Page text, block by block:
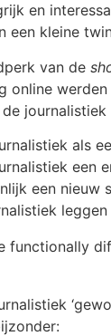
en
een kleine
van de
online
als
een
een
functionally